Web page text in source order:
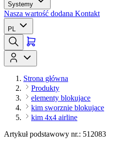
Systemy
Nasza wartość dodana Kontakt
PL
Strona główna
Produkty
elementy blokujace
kim sworznie blokujace
kim 4x4 airline
Artykuł podstawowy nr.: 512083